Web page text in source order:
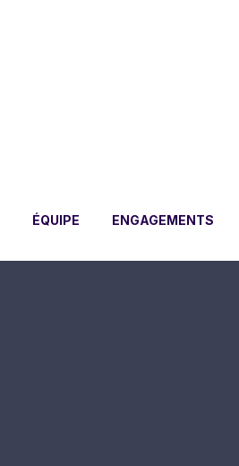
ÉQUIPE ENGAGEMENTS